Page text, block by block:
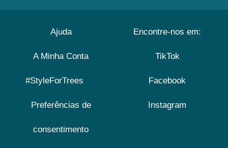
Ajuda
A Minha Conta
#StyleForTrees
Preferências de
consentimento
Encontre-nos em:
TikTok
Facebook
Instagram